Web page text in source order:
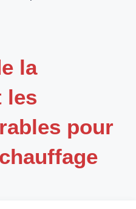
la
les
pour